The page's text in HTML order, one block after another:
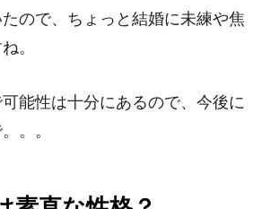
ので、ちょっと結婚に未練や焦
。
能性は十分にあるので、今後に
。。